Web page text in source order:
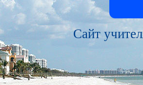
Сайт